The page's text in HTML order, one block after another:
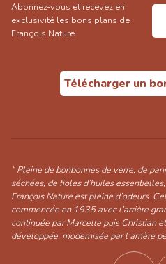
Abonnez-vous et recevez en
exclusivité les bons plans de
François Nature
Télécharger un
“ Pleine de bonbonnes de verre, de
séchées, de fioles d’huiles
François Nature est pleine d’odeurs.
commencée en 1935 avec l’arrière
continuée par Marcelle puis Christian
développée, modernisée par l’arrière